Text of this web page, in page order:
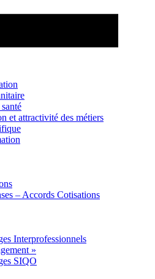
et attractivité des métiers
– Accords Cotisations
Interprofessionnels
»
SIQO